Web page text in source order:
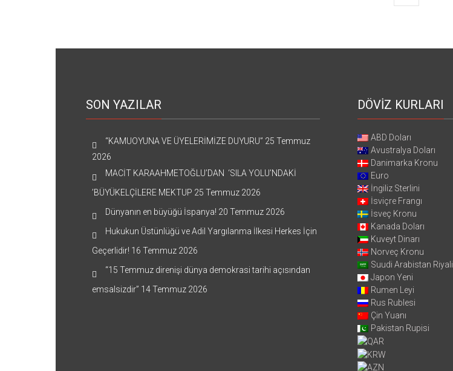
SON YAZILAR
“KAMUOYUNA VE ÜYELERİMİZE DUYURU” 25 Temmuz
2026
MACİT KARAAHMETOĞLU’DAN ‘SILA YOLU’NDAKİ
’BÜYÜKELÇİLERE MEKTUP 25 Temmuz 2026
Dünyanın en büyüğü İspanya! 20 Temmuz 2026
Hukukun Üstünlüğü ve Adil Yargılanma İlkesi Herkes İçin
Geçerlidir! 16 Temmuz 2026
“15 Temmuz direnişi dünya demokrasi tarihi açısından
emsalsizdir” 14 Temmuz 2026
DÖVİZ KURLARI
ABD Doları
Avustralya Doları
Danimarka Kronu
Euro
İngiliz Sterlini
İsviçre Frangı
İsveç Kronu
Kanada Doları
Kuveyt Dinarı
Norveç Kronu
Suudi Arabistan Riyali
Japon Yeni
Rumen Leyi
Rus Rublesi
Çin Yuanı
Pakistan Rupisi